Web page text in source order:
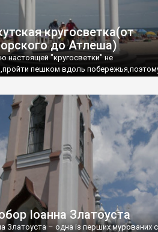
кругосветка(от
до Атлеша)
настоящей "кругосветки" не
пешком вдоль
Іоанна Златоуста
Златоуста – одна із перших мурованих